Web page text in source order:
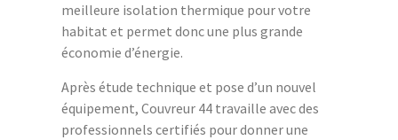
meilleure isolation thermique pour votre
habitat et permet donc une plus grande
économie d’énergie.
Après étude technique et pose d’un nouvel
équipement, Couvreur 44 travaille avec des
professionnels certifiés pour donner une